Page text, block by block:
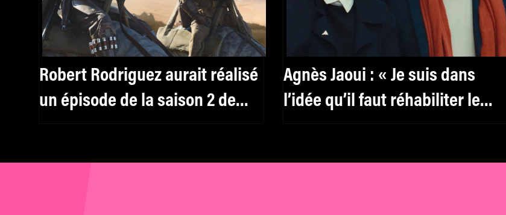
Robert Rodriguez aurait réalisé
un épisode de la saison 2 de
Agnès Jaoui : « Je suis dans
l’idée qu’il faut réhabiliter le